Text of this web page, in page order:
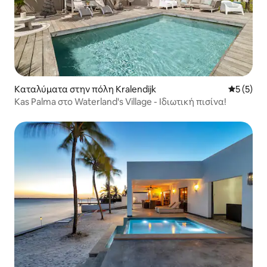
Καταλύματα στην πόλη Kralendijk Μέση
5 (5)
Kas Palma στο Waterland's Village - Ιδιωτική πισίνα!